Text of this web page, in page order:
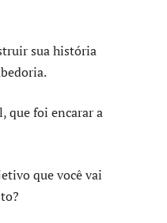
sua história
que foi encarar a
que você vai